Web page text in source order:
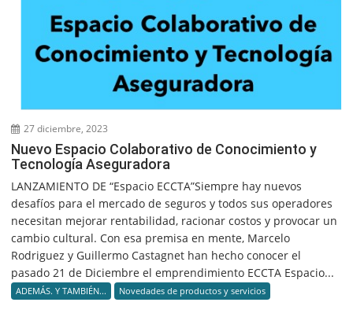
27 diciembre, 2023
Nuevo Espacio Colaborativo de Conocimiento y
Tecnología Aseguradora
LANZAMIENTO DE “Espacio ECCTA”Siempre hay nuevos
desafíos para el mercado de seguros y todos sus operadores
necesitan mejorar rentabilidad, racionar costos y provocar un
cambio cultural. Con esa premisa en mente, Marcelo
Rodriguez y Guillermo Castagnet han hecho conocer el
pasado 21 de Diciembre el emprendimiento ECCTA Espacio...
ADEMÁS. Y TAMBIÉN... Novedades de productos y servicios